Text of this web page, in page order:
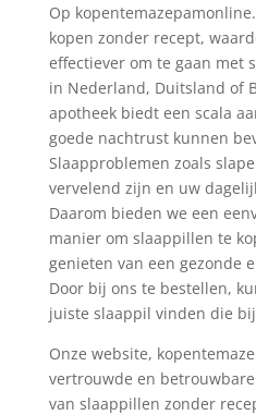
Op
kopen zonder recept,
effectiever om te gaan met
in Nederland, Duitsland of
apotheek biedt een scala
goede nachtrust kunnen
Slaapproblemen zoals
vervelend zijn en uw
Daarom bieden we een
manier om slaappillen te
genieten van een gezonde
Door bij ons te bestellen,
juiste slaappil vinden die
Onze website,
vertrouwde en
van slaappillen zonder